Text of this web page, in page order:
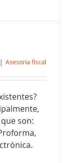
| Asesoria fiscal
son:
en las